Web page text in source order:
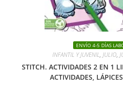
ENVÍO 4-5 DÍAS
INFANTIL Y JUVENIL, JULIO,
STITCH. ACTIVIDADES 2 EN 1
ACTIVIDADES,